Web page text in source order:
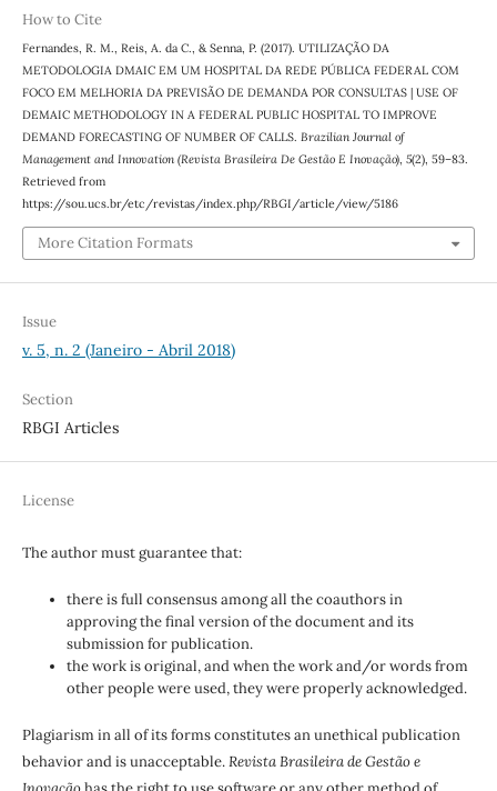
How to Cite
Fernandes, R. M., Reis, A. da C., & Senna, P. (2017). UTILIZAÇÃO DA
METODOLOGIA DMAIC EM UM HOSPITAL DA REDE PÚBLICA FEDERAL COM
FOCO EM MELHORIA DA PREVISÃO DE DEMANDA POR CONSULTAS | USE OF
DEMAIC METHODOLOGY IN A FEDERAL PUBLIC HOSPITAL TO IMPROVE
DEMAND FORECASTING OF NUMBER OF CALLS. Brazilian Journal of
Management and Innovation (Revista Brasileira De Gestão E Inovação), 5(2), 59–83.
Retrieved from
https://sou.ucs.br/etc/revistas/index.php/RBGI/article/view/5186
More Citation Formats
Issue
v. 5, n. 2 (Janeiro - Abril 2018)
Section
RBGI Articles
License
The author must guarantee that:
there is full consensus among all the coauthors in
approving the final version of the document and its
submission for publication.
the work is original, and when the work and/or words from
other people were used, they were properly acknowledged.
Plagiarism in all of its forms constitutes an unethical publication
behavior and is unacceptable.Revista Brasileira de Gestão e